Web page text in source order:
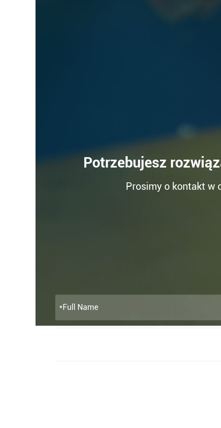
Potrzebujesz
Prosimy o kontakt w